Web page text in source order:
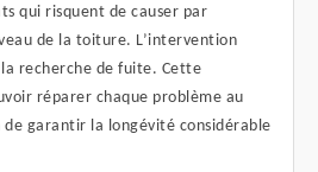
qui risquent de causer par
de la toiture. L’intervention
recherche de fuite. Cette
réparer chaque problème au
garantir la longévité considérable